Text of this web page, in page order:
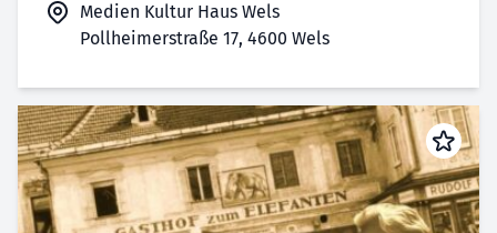
Medien Kultur Haus Wels
Pollheimerstraße 17, 4600 Wels